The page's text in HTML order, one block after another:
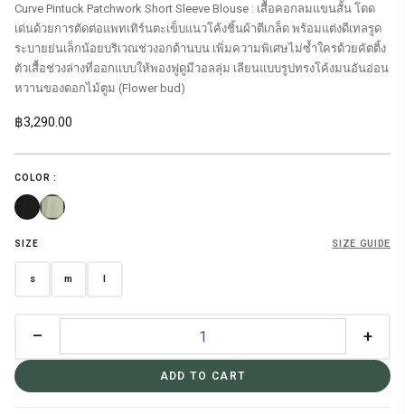
Curve Pintuck Patchwork Short Sleeve Blouse : เสื้อคอกลมแขนสั้น โดด
เด่นด้วยการตัดต่อแพทเทิร์นตะเข็บแนวโค้งชิ้นผ้าตีเกล็ด พร้อมแต่งดีเทลรูด
ระบายย่นเล็กน้อยบริเวณช่วงอกด้านบน เพิ่มความพิเศษไม่ซ้ำใครด้วยคัตติ้ง
ตัวเสื้อช่วงล่างที่ออกแบบให้พองฟูดูมีวอลลุ่ม เลียนแบบรูปทรงโค้งมนอันอ่อน
หวานของดอกไม้ตูม (Flower bud)
฿3,290.00
COLOR :
SIZE SIZE GUIDE
s m l
– +
ADD TO CART